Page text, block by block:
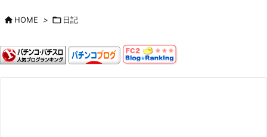
HOME >  日記